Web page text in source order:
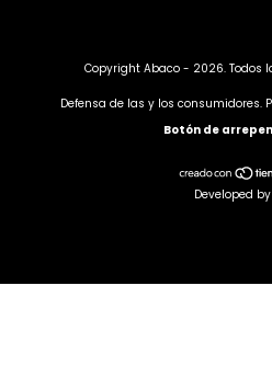
Copyright Abaco - 2026. Todos
Defensa de las y los consumidores.
Botón de
Developed by